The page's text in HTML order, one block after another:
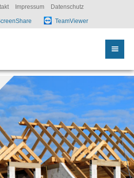
Impressum Datenschutz
TeamViewer